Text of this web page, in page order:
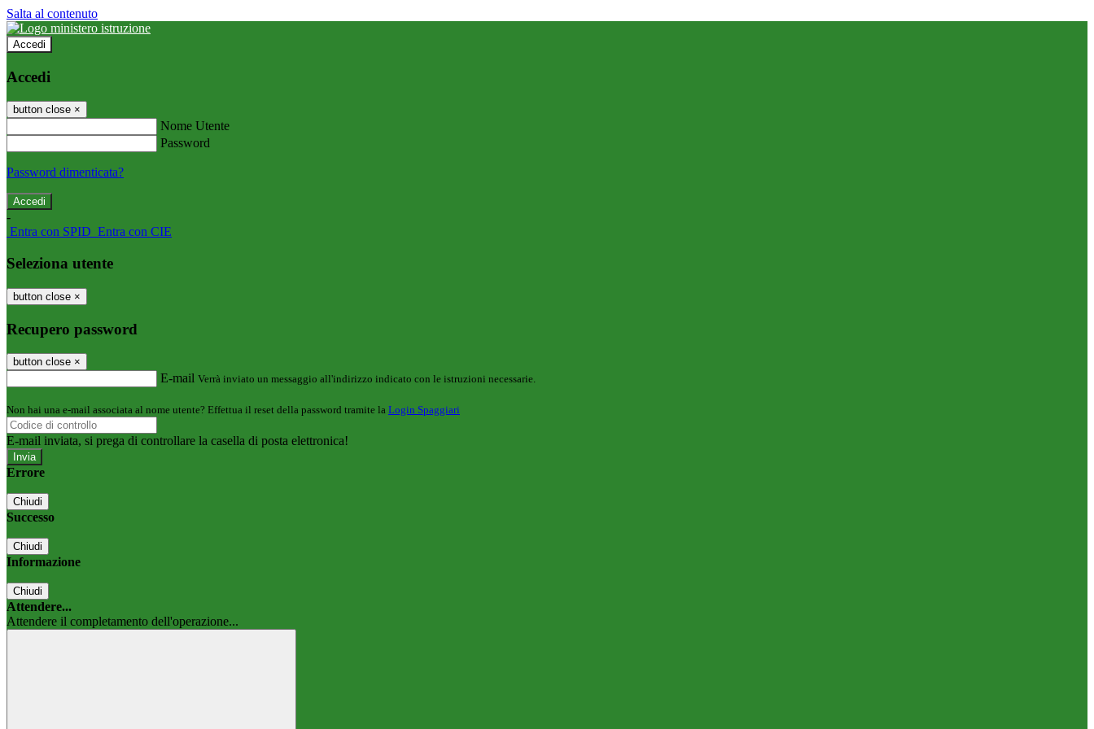
Salta al contenuto
Accedi
Accedi
button close ×
Nome Utente
Password
Password dimenticata?
-
Entra con SPID Entra con CIE
Seleziona utente
button close ×
Recupero password
button close ×
E-mail Verrà inviato un messaggio all'indirizzo indicato con le istruzioni necessarie.
Non hai una e-mail associata al nome utente? Effettua il reset della password tramite la Login Spaggiari
E-mail inviata, si prega di controllare la casella di posta elettronica!
Errore
Chiudi
Successo
Chiudi
Informazione
Chiudi
Attendere...
Attendere il completamento dell'operazione...